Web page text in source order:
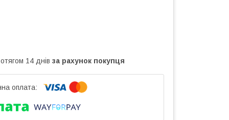
14 днів за рахунок покупця